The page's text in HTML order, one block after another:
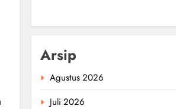
Arsip
Agustus 2026
Juli 2026